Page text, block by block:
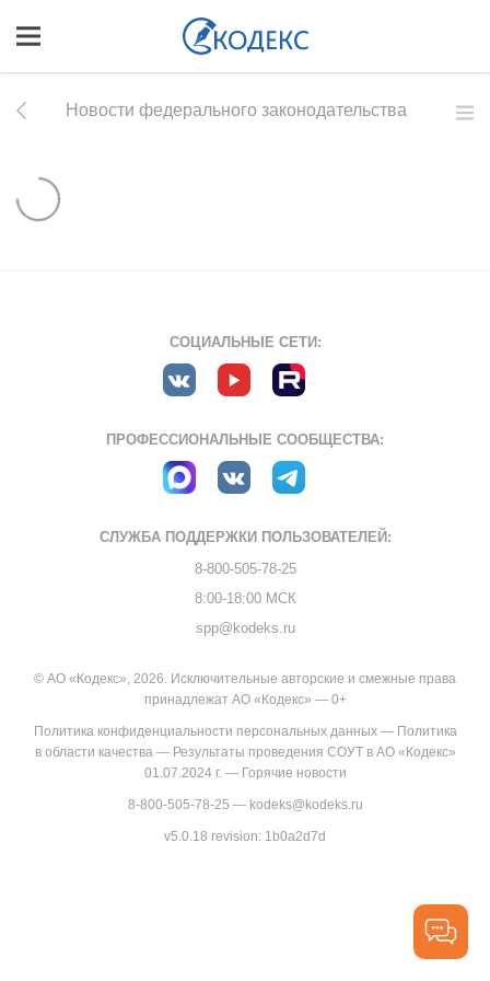
Новости федерального законодательства
СОЦИАЛЬНЫЕ СЕТИ:
ПРОФЕССИОНАЛЬНЫЕ СООБЩЕСТВА:
СЛУЖБА ПОДДЕРЖКИ ПОЛЬЗОВАТЕЛЕЙ:
8-800-505-78-25
8:00-18:00 МСК
spp@kodeks.ru
© АО «Кодекс», 2026. Исключительные авторские и смежные права
принадлежат АО «Кодекс» — 0+
Политика конфиденциальности персональных данных— Политика
в области качества— Результаты проведения СОУТ в АО «Кодекс»
01.07.2024 г.— Горячие новости
8-800-505-78-25 — kodeks@kodeks.ru
v5.0.18 revision: 1b0a2d7d